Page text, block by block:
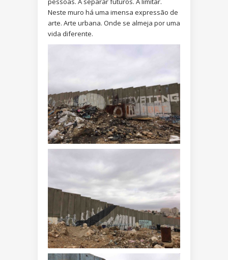
Neste muro há uma imensa expressão de
arte. Arte urbana. Onde se almeja por uma
vida diferente.